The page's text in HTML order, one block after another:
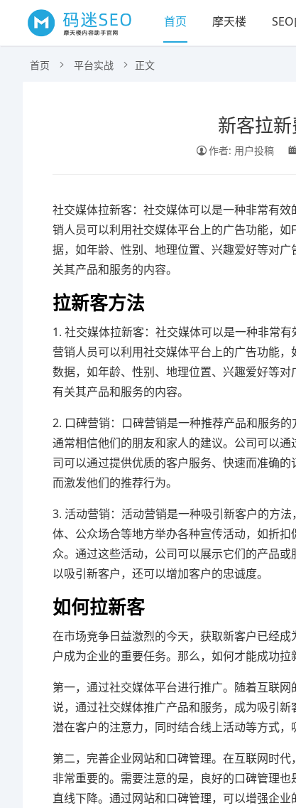
首页 摩天楼
首页 平台实战 正文
新客拉
作者: 用户投稿
社交媒体拉新客：社交媒体可以是一种非常有
销人员可以利用社交媒体平台上的广告功能，
据，如年龄、性别、地理位置、兴趣爱好等对
关其产品和服务的内容。
拉新客方法
1. 社交媒体拉新客：社交媒体可以是一种非常
营销人员可以利用社交媒体平台上的广告功能
数据，如年龄、性别、地理位置、兴趣爱好等
有关其产品和服务的内容。
2. 口碑营销：口碑营销是一种推荐产品和服务
通常相信他们的朋友和家人的建议。公司可以
司可以通过提供优质的客户服务、快速而准确
而激发他们的推荐行为。
3. 活动营销：活动营销是一种吸引新客户的方
体、公众场合等地方举办各种宣传活动，如折
众。通过这些活动，公司可以展示它们的产品
以吸引新客户，还可以增加客户的忠诚度。
如何拉新客
在市场竞争日益激烈的今天，获取新客户已经
户成为企业的重要任务。那么，如何才能成功拉
第一，通过社交媒体平台进行推广。随着互联
说，通过社交媒体推广产品和服务，成为吸引
潜在客户的注意力，同时结合线上活动等方式，
第二，完善企业网站和口碑管理。在互联网时
非常重要的。需要注意的是，良好的口碑管理
直线下降。通过网站和口碑管理，可以增强企业